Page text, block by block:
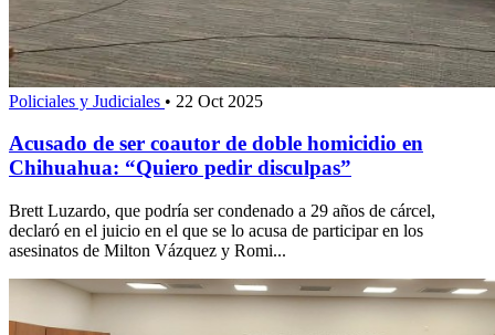
Policiales y Judiciales • 22 Oct 2025
Acusado de ser coautor de doble homicidio en
Chihuahua: “Quiero pedir disculpas”
Brett Luzardo, que podría ser condenado a 29 años de cárcel,
declaró en el juicio en el que se lo acusa de participar en los
asesinatos de Milton Vázquez y Romi...